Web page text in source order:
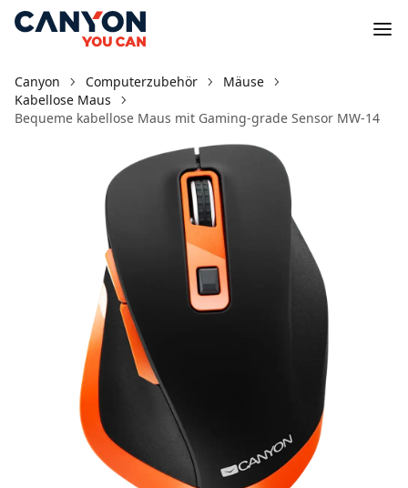
Canyon Computerzubehör
Mäuse
Kabellose Maus
Bequeme kabellose Maus mit Gaming-grade Sensor MW-14